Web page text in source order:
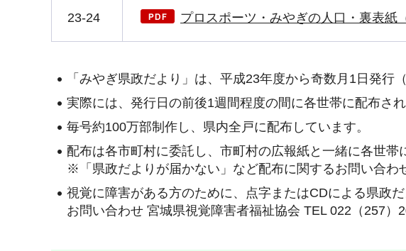
23-24 プロスポーツ・みやぎの人口・裏表紙
「みやぎ県政だより」は、平成23年度から奇数月1日発行
実際には、発行日の前後1週間程度の間に各世帯に配布され
毎号約100万部制作し、県内全戸に配布しています。
配布は各市町村に委託し、市町村の広報紙と一緒に各世帯
※「県政だよりが届かない」など配布に関するお問い合わ
視覚に障害がある方のために、点字またはCDによる県政だ
お問い合わせ 宮城県視覚障害者福祉協会 TEL 022（257）